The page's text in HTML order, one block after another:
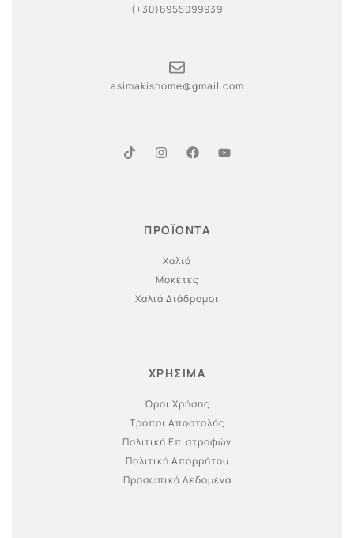
(+30)6955099939
asimakishome@gmail.com
ΠΡΟΪΟΝΤΑ
Χαλιά
Μοκέτες
Χαλιά Διάδρομοι
ΧΡΗΣΙΜΑ
Όροι Χρήσης
Τρόποι Αποστολής
Πολιτική Επιστροφών
Πολιτική Απορρήτου
Προσωπικά Δεδομένα